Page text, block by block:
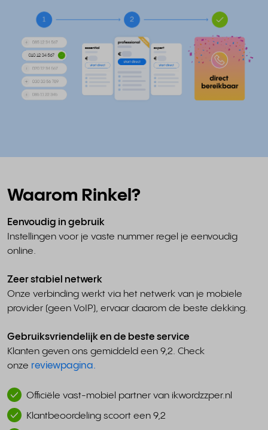
Waarom Rinkel?
Eenvoudig in gebruik
Instellingen voor je vaste nummer regel je eenvoudig
online.
Zeer stabiel netwerk
Onze verbinding werkt via het netwerk van je mobiele
provider (geen VoIP), ervaar daarom de beste dekking.
Gebruiksvriendelijk en de beste service
Klanten geven ons gemiddeld een 9,2. Check
onze reviewpagina.
Officiële vast-mobiel partner van ikwordzzper.nl
Klantbeoordeling scoort een 9,2